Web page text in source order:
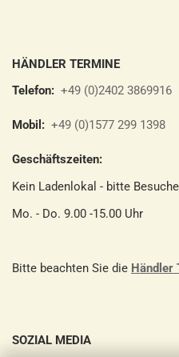
HÄNDLER TERMINE
Telefon: +49 (0)2402 3869916
Mobil: +49 (0)1577 299 1398
Geschäftszeiten:
Kein Ladenlokal - bitte
Mo. - Do. 9.00 -15.00 Uhr
Bitte beachten Sie die Händler
SOZIAL MEDIA